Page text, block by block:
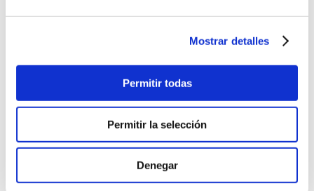
Mostrar detalles
Permitir todas
Permitir la selección
Denegar
Volver a noticias
Noticias
Sigue la actualidad de Ximenez